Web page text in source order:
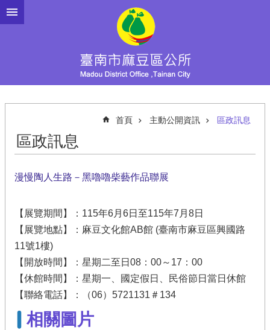
跳到主要內容區塊
首頁 主動公開資訊 區政訊息
區政訊息
漫慢陶人生路－黑嚕嚕柴藝作品聯展
【展覽期間】：115年6月6日至115年7月8日
【展覽地點】：麻豆文化館AB館 (臺南市麻豆區興國路
11號1樓)
【開放時間】：星期二至日08：00～17：00
【休館時間】：星期一、國定假日、民俗節日當日休館
【聯絡電話】：（06）5721131＃134
相關圖片